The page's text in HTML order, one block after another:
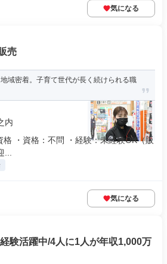
気になる
売
域密着。子育て世代が長く続けられる職
内
・資格：不問 ・経験：未経験OK（販
気になる
験活躍中/4人に1人が年収1,000万